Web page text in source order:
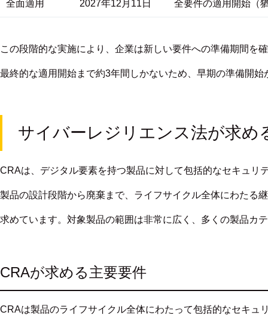
全面適用 2027年12月11日 全要件の適用開始（
この段階的な実施により、企業は新しい要件への準備期間を
最終的な適用開始まで約3年間しかないため、早期の準備開始
サイバーレジリエンス法が求め
CRAは、デジタル要素を持つ製品に対して包括的なセキュリ
製品の設計段階から廃棄まで、 ライフサイクル全体にわたる
求めています。 対象製品の範囲は非常に広く、多くの製品カ
CRAが求める主要要件
CRAは製品のライフサイクル全体にわたって包括的なセキュ